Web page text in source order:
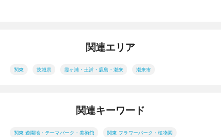
関連エリア
関東 茨城県 霞ヶ浦・土浦・鹿島・潮来 潮来市
関連キーワード
関東 遊園地・テーマパーク・美術館 関東 フラワーパーク・植物園